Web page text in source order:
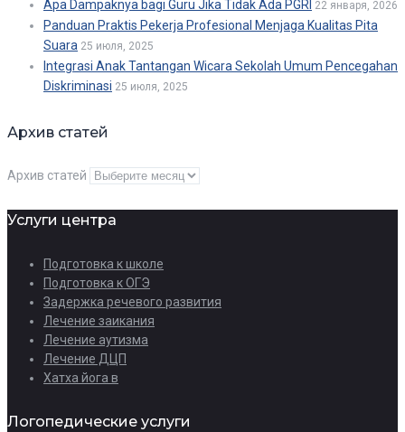
Apa Dampaknya bagi Guru Jika Tidak Ada PGRI 22 января, 2026
Panduan Praktis Pekerja Profesional Menjaga Kualitas Pita
Suara 25 июля, 2025
Integrasi Anak Tantangan Wicara Sekolah Umum Pencegahan
Diskriminasi 25 июля, 2025
Архив статей
Архив статей
Услуги центра
Подготовка к школе
Подготовка к ОГЭ
Задержка речевого развития
Лечение заикания
Лечение аутизма
Лечение ДЦП
Хатха йога в
Логопедические услуги